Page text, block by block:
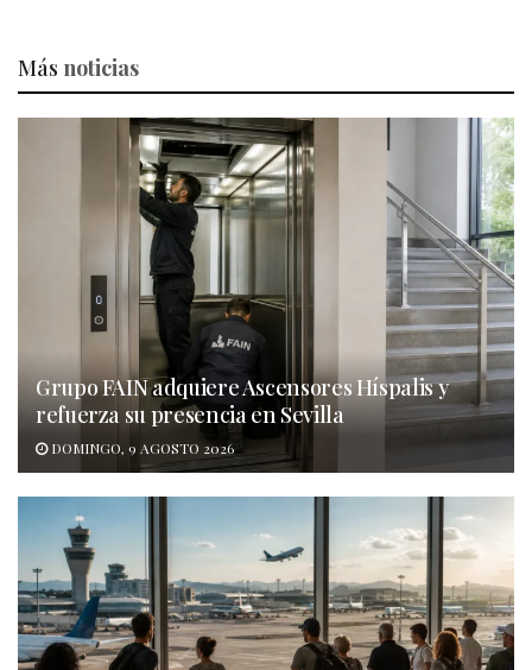
Más noticias
Grupo FAIN adquiere Ascensores Híspalis y
refuerza su presencia en Sevilla
DOMINGO, 9 AGOSTO 2026